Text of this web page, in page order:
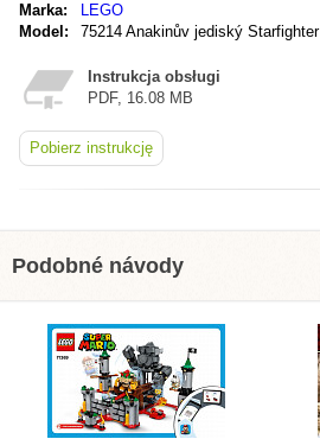
Marka:
LEGO
Model:
75214 Anakinův jediský Starfighter
Instrukcja obsługi
PDF, 16.08 MB
Pobierz instrukcję
Podobné návody